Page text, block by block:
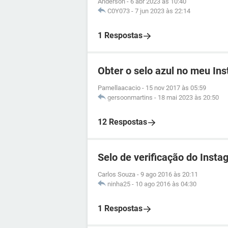
C0Y073 - 7 jun 2023 às 22:14
1 Respostas
Obter o selo azul no meu
Pamellaacacio - 15 nov 2017 às 05:59
gersoonmartins - 18 mai 2023 às 20:50
12 Respostas
Selo de verificação do
Carlos Souza - 9 ago 2016 às 20:11
ninha25 - 10 ago 2016 às 04:30
1 Respostas